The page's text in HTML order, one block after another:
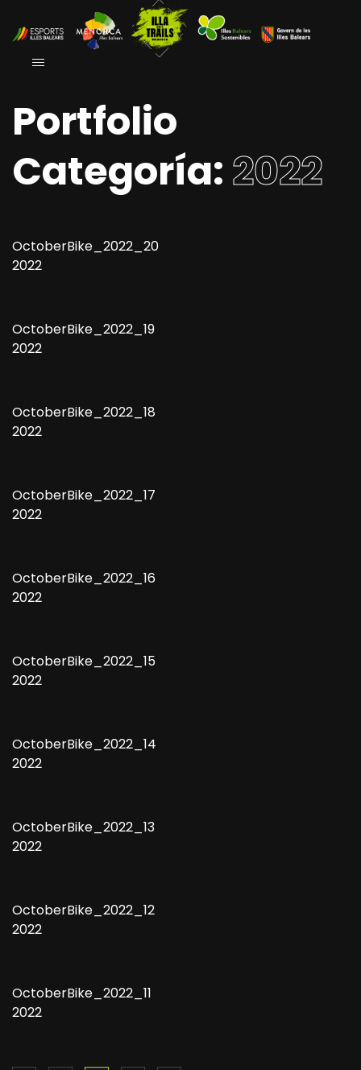
Portfolio
Categoría:2022
OctoberBike_2022_20
2022
OctoberBike_2022_19
2022
OctoberBike_2022_18
2022
OctoberBike_2022_17
2022
OctoberBike_2022_16
2022
OctoberBike_2022_15
2022
OctoberBike_2022_14
2022
OctoberBike_2022_13
2022
OctoberBike_2022_12
2022
OctoberBike_2022_11
2022